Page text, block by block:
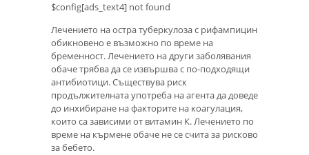
$config[ads_text4] not found
Лечението на остра туберкулоза с рифампицин
обикновено е възможно по време на
бременност. Лечението на други заболявания
обаче трябва да се извършва с по-подходящи
антибиотици. Съществува риск
продължителната употреба на агента да доведе
до инхибиране на факторите на коагулация,
които са зависими от витамин К. Лечението по
време на кърмене обаче не се счита за рисково
за бебето.